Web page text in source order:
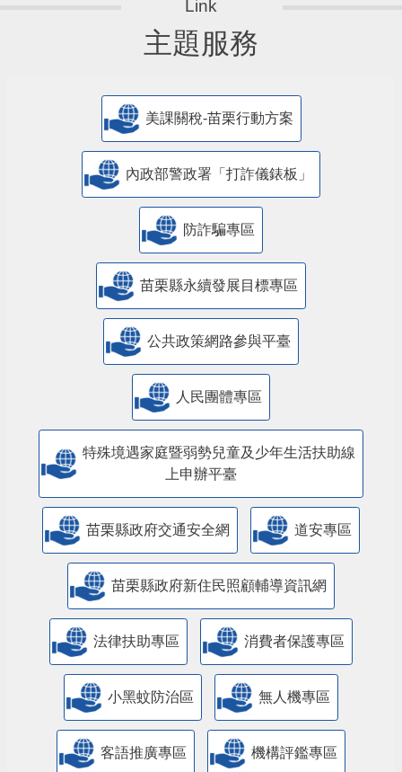
主題服務
美課關稅-苗栗行動方案
內政部警政署「打詐儀錶板」
防詐騙專區
苗栗縣永續發展目標專區
公共政策網路參與平臺
人民團體專區
特殊境遇家庭暨弱勢兒童及少年生活扶助線
上申辦平臺
苗栗縣政府交通安全網 道安專區
苗栗縣政府新住民照顧輔導資訊網
法律扶助專區 消費者保護專區
小黑蚊防治區 無人機專區
客語推廣專區 機構評鑑專區